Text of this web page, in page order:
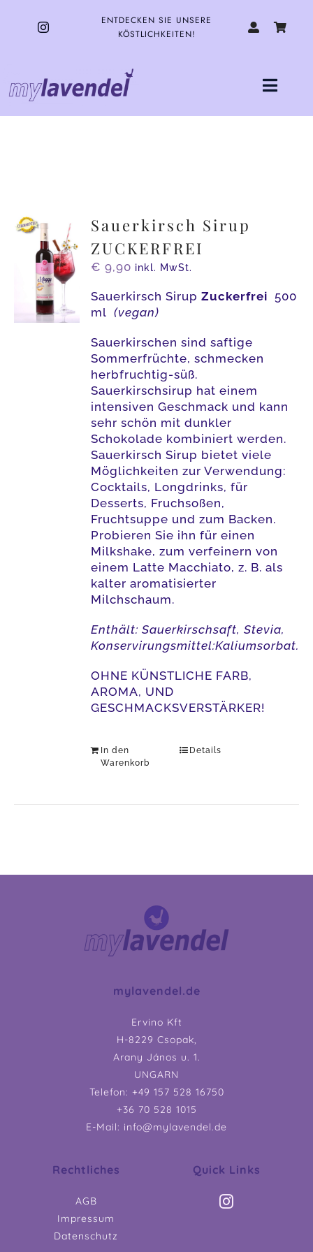
springen
ENTDECKEN SIE UNSERE
KÖSTLICHKEITEN!
Toggle
ÜBER UNS
KONTAKT
Sauerkirsch Sirup
ZUCKERFREI
€ 9,90 inkl. MwSt.
Sauerkirsch SirupZuckerfrei 500
ml(vegan)
Sauerkirschen sind saftige
Sommerfrüchte, schmecken
herbfruchtig-süß.
Sauerkirschsirup hat einem
intensiven Geschmack und kann
sehr schön mit dunkler
Schokolade kombiniert werden.
Sauerkirsch Sirup bietet viele
Möglichkeiten zur Verwendung:
Cocktails, Longdrinks, für
Desserts, Fruchsoßen,
Fruchtsuppe und zum Backen.
Probieren Sie ihn für einen
Milkshake, zum verfeinern von
einem Latte Macchiato, z. B. als
kalter aromatisierter
Milchschaum.
Enthält: Sauerkirschsaft, Stevia,
Konservirungsmittel:Kaliumsorbat.
OHNE KÜNSTLICHE FARB,
AROMA, UND
GESCHMACKSVERSTÄRKER!
In den
Warenkorb
Details
mylavendel.de
Ervino Kft
H-8229 Csopak,
Arany János u. 1.
UNGARN
Telefon: +49 157 528 16750
+36 70 528 1015
E-Mail: info@mylavendel.de
Rechtliches
AGB
Impressum
Datenschutz
Quick Links